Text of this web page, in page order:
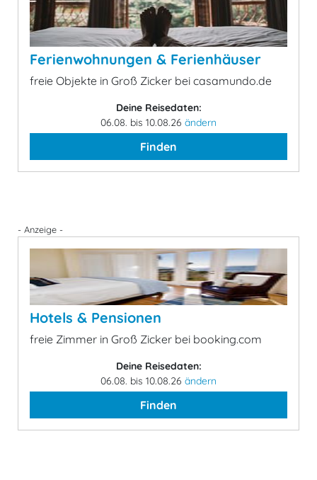
Ferienwohnungen & Ferienhäuser
freie Objekte in Groß Zicker bei casamundo.de
Deine Reisedaten:
06.08. bis 10.08.26 ändern
Finden
- Anzeige -
Hotels & Pensionen
freie Zimmer in Groß Zicker bei booking.com
Deine Reisedaten:
06.08. bis 10.08.26 ändern
Finden